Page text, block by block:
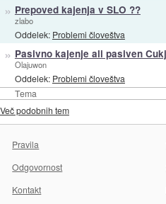
Tema
» Prepoved kajenja v SLO ??
zlabo
Oddelek: Problemi človeštva
» Pasivno kajenje ali pasiven
Olajuwon
Oddelek: Problemi človeštva
Več podobnih tem
Pravila
Odgovornost
Kontakt